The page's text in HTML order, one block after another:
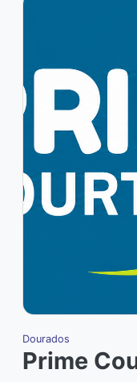
Dourados
Prime